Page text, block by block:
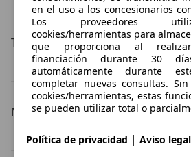
Tipos de combustible
Mercedes-Benz E 280 diésel
Modelos alternativos
Mercedes-Benz E 220 Ocasión
en el uso a los concesionarios
Los proveedores
cookies/herramientas para
que proporciona al
financiación durante 30
automáticamente durante
completar nuevas consultas.
cookies/herramientas, estas
se pueden utilizar total o
Política de privacidad | Aviso legal